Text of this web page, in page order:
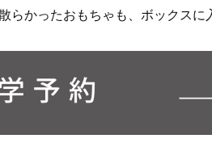
らかったおもちゃも、ボックスに